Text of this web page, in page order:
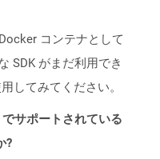
コンテナとして
SDK がまだ利用でき
してみてください。
サポートされている
?